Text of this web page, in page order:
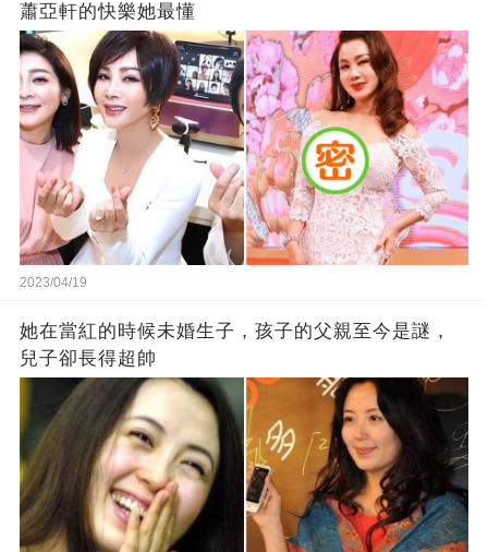
蕭亞軒的快樂她最懂
2023/04/19
她在當紅的時候未婚生子，孩子的父親至今是謎，
兒子卻長得超帥